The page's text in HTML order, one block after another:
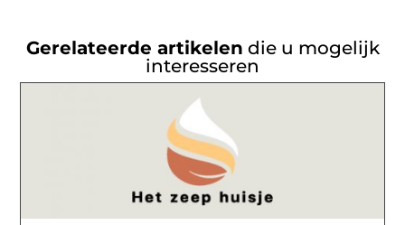
Gerelateerde artikelen die u mogelijk
interesseren